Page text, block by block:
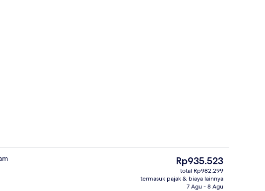
Kamar Double Deluks, pemandangan kota | Brankas, meja kerja, ruang kerja ramah
Bagian depan properti
Harga
saat
ini
Rp935.523
Rp935.523
total Rp982.299
termasuk pajak & biaya lainnya
7 Agu - 8 Agu